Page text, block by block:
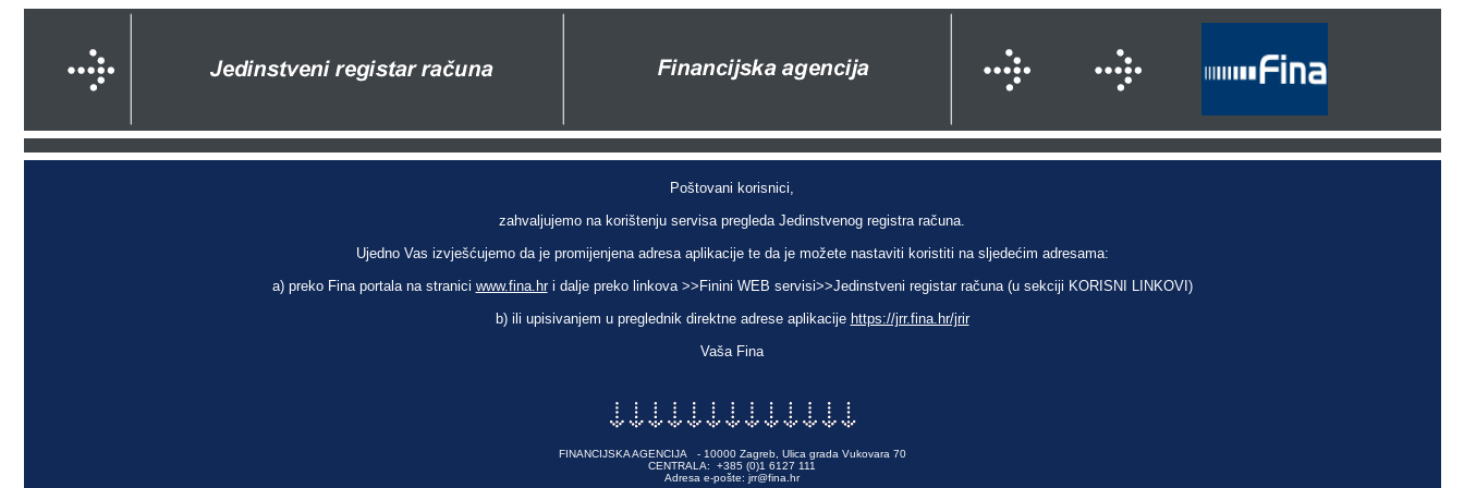
Poštovani korisnici,
zahvaljujemo na korištenju servisa pregleda Jedinstvenog registra računa.
Ujedno Vas izvješćujemo da je promijenjena adresa aplikacije te da je možete nastaviti koristiti na sljedećim adresama:
a) preko Fina portala na stranici www.fina.hri dalje preko linkova >>Finini WEB servisi>>Jedinstveni registar računa (u sekciji KORISNI LINKOVI)
b) ili upisivanjem u preglednik direktne adrese aplikacije https://jrr.fina.hr/jrir
Vaša Fina
FINANCIJSKA AGENCIJA - 10000 Zagreb, Ulica grada Vukovara 70
CENTRALA: +385 (0)1 6127 111
Adresa e-pošte: jrr@fina.hr